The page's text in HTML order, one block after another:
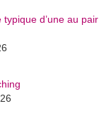
typique d’une au pair